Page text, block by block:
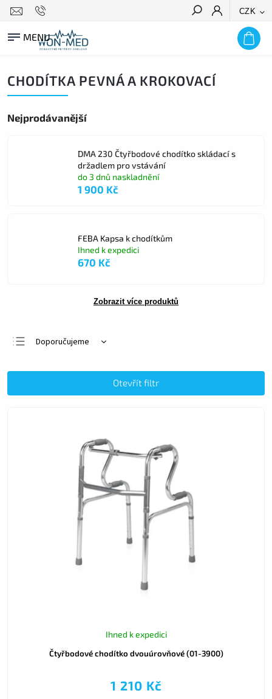
CZK
HLEDAT
CHODÍTKA PEVNÁ A KROKOVACÍ
Nejprodávanější
DMA 230 Čtyřbodové chodítko skládací s
držadlem pro vstávání
do 3 dnů naskladnění
1 900 Kč
FEBA Kapsa k chodítkům
Ihned k expedici
670 Kč
Zobrazit více produktů
Doporučujeme
Otevřít filtr
Čtyřbodové chodítko dvouúrovňové (01-3900)
Ihned k expedici
1 210 Kč